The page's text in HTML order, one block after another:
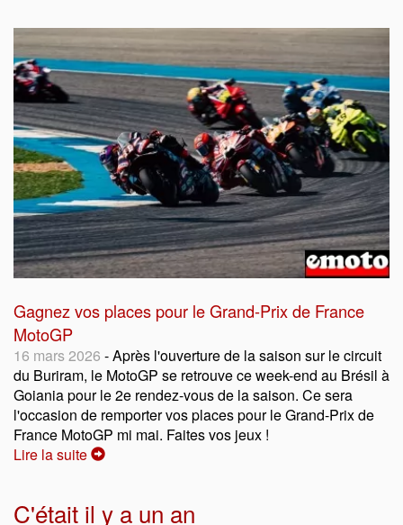
Gagnez vos places pour le Grand-Prix de France
MotoGP
16 mars 2026 - Après l'ouverture de la saison sur le circuit
du Buriram, le MotoGP se retrouve ce week-end au Brésil à
Goiania pour le 2e rendez-vous de la saison. Ce sera
l'occasion de remporter vos places pour le Grand-Prix de
France MotoGP mi mai. Faites vos jeux !
Lire la suite
C'était il y a un an